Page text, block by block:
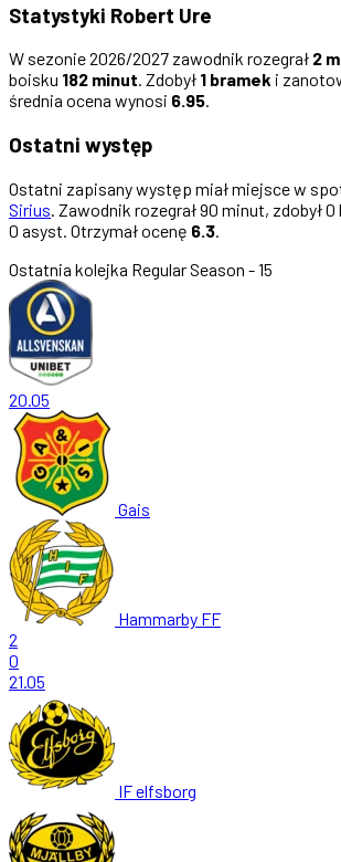
Statystyki Robert Ure
W sezonie 2026/2027 zawodnik rozegrał 2
boisku 182 minut. Zdobył 1 bramek i
średnia ocena wynosi 6.95.
Ostatni występ
Ostatni zapisany występ miał miejsce w
Sirius . Zawodnik rozegrał 90 minut, zdobył
0 asyst. Otrzymał ocenę 6.3
Ostatnia kolejka Regular Season - 15
20.05
Gais
Hammarby FF
2
0
21.05
IF elfsborg